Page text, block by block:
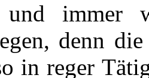
immer
denn
in reger